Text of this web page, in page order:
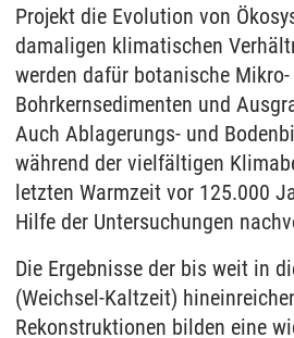
Projekt die Evolution von
damaligen klimatischen
werden dafür botanische
Bohrkernsedimenten und
Auch Ablagerungs- und
während der vielfältigen
letzten Warmzeit vor 125.000
Hilfe der Untersuchungen
Die Ergebnisse der bis weit in
(Weichsel-Kaltzeit)
Rekonstruktionen bilden eine